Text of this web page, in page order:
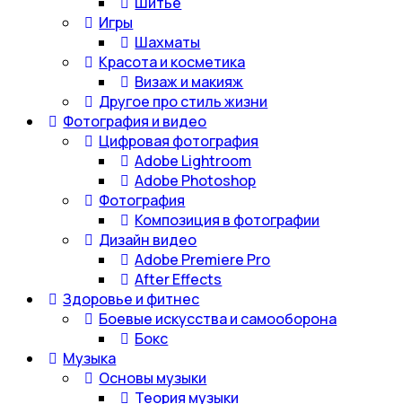
Игры
Шахматы
Красота и косметика
Визаж и макияж
Другое про стиль жизни
Фотография и видео
Цифровая фотография
Adobe Lightroom
Adobe Photoshop
Фотография
Композиция в фотографии
Дизайн видео
Adobe Premiere Pro
After Effects
Здоровье и фитнес
Боевые искусства и самооборона
Бокс
Музыка
Основы музыки
Теория музыки